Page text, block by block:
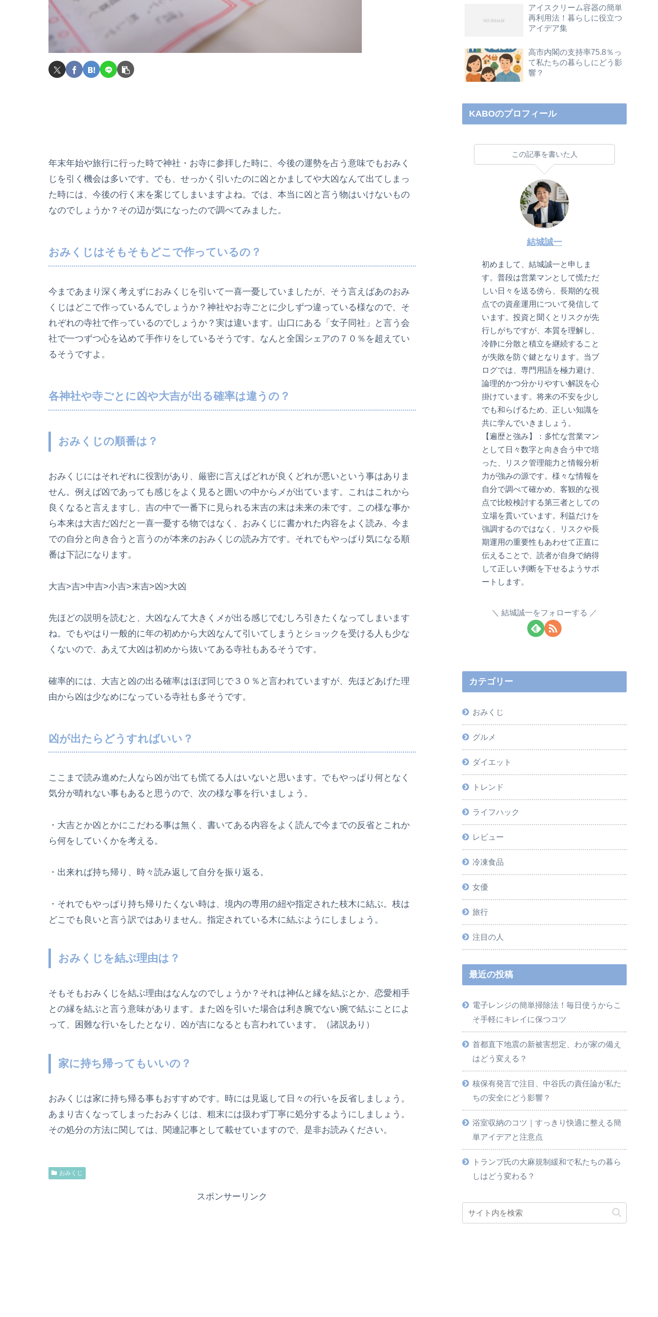
年末年始や旅行に行った時で神社・お寺に参拝した時に、今後の運勢を占う意味でもおみく
じを引く機会は多いです。でも、せっかく引いたのに凶とかましてや大凶なんて出てしまっ
た時には、今後の行く末を案じてしまいますよね。では、本当に凶と言う物はいけないもの
なのでしょうか？その辺が気になったので調べてみました。
おみくじはそもそもどこで作っているの？
今まであまり深く考えずにおみくじを引いて一喜一憂していましたが、そう言えばあのおみ
くじはどこで作っているんでしょうか？神社やお寺ごとに少しずつ違っている様なので、そ
れぞれの寺社で作っているのでしょうか？実は違います。山口にある「女子同社」と言う会
社で一つずつ心を込めて手作りをしているそうです。なんと全国シェアの７０％を超えてい
るそうですよ。
各神社や寺ごとに凶や大吉が出る確率は違うの？
おみくじの順番は？
おみくじにはそれぞれに役割があり、厳密に言えばどれが良くどれが悪いという事はありま
せん。例えば凶であっても感じをよく見ると囲いの中からメが出ています。これはこれから
良くなると言えますし、吉の中で一番下に見られる末吉の末は未来の未です。この様な事か
ら本来は大吉だ凶だと一喜一憂する物ではなく、おみくじに書かれた内容をよく読み、今ま
での自分と向き合うと言うのが本来のおみくじの読み方です。それでもやっぱり気になる順
番は下記になります。
大吉>吉>中吉>小吉>末吉>凶>大凶
先ほどの説明を読むと、大凶なんて大きくメが出る感じでむしろ引きたくなってしまいます
ね。でもやはり一般的に年の初めから大凶なんて引いてしまうとショックを受ける人も少な
くないので、あえて大凶は初めから抜いてある寺社もあるそうです。
確率的には、大吉と凶の出る確率はほぼ同じで３０％と言われていますが、先ほどあげた理
由から凶は少なめになっている寺社も多そうです。
凶が出たらどうすればいい？
ここまで読み進めた人なら凶が出ても慌てる人はいないと思います。でもやっぱり何となく
気分が晴れない事もあると思うので、次の様な事を行いましょう。
・大吉とか凶とかにこだわる事は無く、書いてある内容をよく読んで今までの反省とこれか
ら何をしていくかを考える。
・出来れば持ち帰り、時々読み返して自分を振り返る。
・それでもやっぱり持ち帰りたくない時は、境内の専用の紐や指定された枝木に結ぶ。枝は
どこでも良いと言う訳ではありません。指定されている木に結ぶようにしましょう。
おみくじを結ぶ理由は？
そもそもおみくじを結ぶ理由はなんなのでしょうか？それは神仏と縁を結ぶとか、恋愛相手
との縁を結ぶと言う意味があります。また凶を引いた場合は利き腕でない腕で結ぶことによ
って、困難な行いをしたとなり、凶が吉になるとも言われています。（諸説あり）
家に持ち帰ってもいいの？
おみくじは家に持ち帰る事もおすすめです。時には見返して日々の行いを反省しましょう。
あまり古くなってしまったおみくじは、粗末には扱わず丁寧に処分するようにしましょう。
その処分の方法に関しては、関連記事として載せていますので、是非お読みください。
おみくじ
スポンサーリンク
アイスクリーム容器の簡単
再利用法！暮らしに役立つ
アイデア集
高市内閣の支持率75.8％っ
て私たちの暮らしにどう影
響？
KABOのプロフィール
この記事を書いた人
結城誠一
初めまして、結城誠一と申しま
す。普段は営業マンとして慌ただ
しい日々を送る傍ら、長期的な視
点での資産運用について発信して
います。投資と聞くとリスクが先
行しがちですが、本質を理解し、
冷静に分散と積立を継続すること
が失敗を防ぐ鍵となります。当ブ
ログでは、専門用語を極力避け、
論理的かつ分かりやすい解説を心
掛けています。将来の不安を少し
でも和らげるため、正しい知識を
共に学んでいきましょう。
【遍歴と強み】：多忙な営業マン
として日々数字と向き合う中で培
った、リスク管理能力と情報分析
力が強みの源です。様々な情報を
自分で調べて確かめ、客観的な視
点で比較検討する第三者としての
立場を貫いています。利益だけを
強調するのではなく、リスクや長
期運用の重要性もあわせて正直に
伝えることで、読者が自身で納得
して正しい判断を下せるようサポ
ートします。
結城誠一をフォローする
カテゴリー
おみくじ
グルメ
ダイエット
トレンド
ライフハック
レビュー
冷凍食品
女優
旅行
注目の人
最近の投稿
電子レンジの簡単掃除法！毎日使うからこ
そ手軽にキレイに保つコツ
首都直下地震の新被害想定、わが家の備え
はどう変える？
核保有発言で注目、中谷氏の責任論が私た
ちの安全にどう影響？
浴室収納のコツ｜すっきり快適に整える簡
単アイデアと注意点
トランプ氏の大麻規制緩和で私たちの暮ら
しはどう変わる？